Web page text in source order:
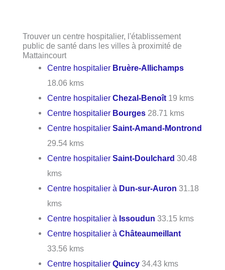
Trouver un centre hospitalier, l'établissement
public de santé dans les villes à proximité de
Mattaincourt
Centre hospitalier Bruère-Allichamps
18.06 kms
Centre hospitalierChezal-Benoît 19 kms
Centre hospitalier Bourges 28.71 kms
Centre hospitalierSaint-Amand-Montrond
29.54 kms
Centre hospitalierSaint-Doulchard 30.48
kms
Centre hospitalier à Dun-sur-Auron 31.18
kms
Centre hospitalier à Issoudun 33.15 kms
Centre hospitalier àChâteaumeillant
33.56 kms
Centre hospitalierQuincy 34.43 kms